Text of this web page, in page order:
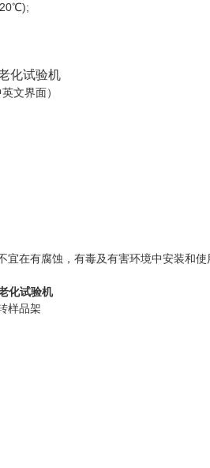
文界面）
有腐蚀，有毒及有害环境中安装和使
品架